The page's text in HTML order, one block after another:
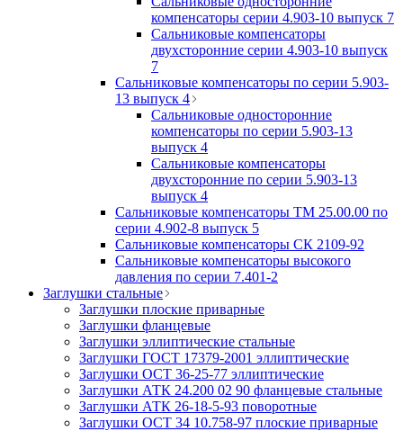
компенсаторы серии 4.903-10 выпуск 7
Сальниковые компенсаторы
двухсторонние серии 4.903-10 выпуск
7
Сальниковые компенсаторы по серии 5.903-
13 выпуск 4
Сальниковые односторонние
компенсаторы по серии 5.903-13
выпуск 4
Сальниковые компенсаторы
двухсторонние по серии 5.903-13
выпуск 4
Сальниковые компенсаторы ТМ 25.00.00 по
серии 4.902-8 выпуск 5
Сальниковые компенсаторы СК 2109-92
Сальниковые компенсаторы высокого
давления по серии 7.401-2
Заглушки стальные
Заглушки плоские приварные
Заглушки фланцевые
Заглушки эллиптические стальные
Заглушки ГОСТ 17379-2001 эллиптические
Заглушки ОСТ 36-25-77 эллиптические
Заглушки АТК 24.200 02 90 фланцевые стальные
Заглушки АТК 26-18-5-93 поворотные
Заглушки ОСТ 34 10.758-97 плоские приварные